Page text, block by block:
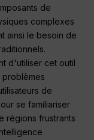
de
complexes
ainsi le besoin de
d'utiliser cet outil
problèmes
de
se familiariser
régions frustrants